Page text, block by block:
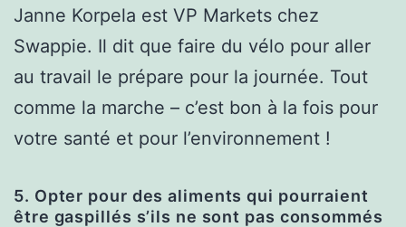
Janne Korpela est VP Markets chez
Swappie. Il dit que faire du vélo pour aller
au travail le prépare pour la journée. Tout
comme la marche – c’est bon à la fois pour
votre santé et pour l’environnement !
5. Opter pour des aliments qui pourraient
être gaspillés s’ils ne sont pas consommés